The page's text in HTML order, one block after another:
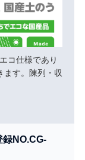
コ仕様であり
ます。陳列・収
録NO.CG-